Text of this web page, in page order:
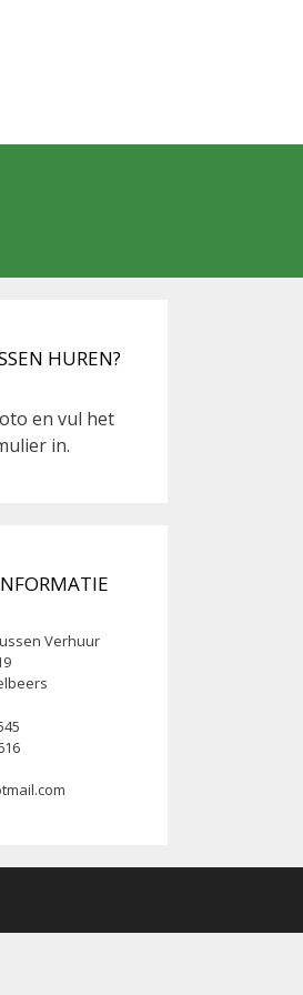
HUREN?
en vul het
in.
Verhuur